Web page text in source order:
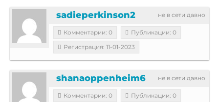
не в сети давно
sadieperkinson2
Комментарии: 0
Публикации: 0
Регистрация: 11-01-2023
не в сети давно
shanaoppenheim6
Комментарии: 0
Публикации: 0